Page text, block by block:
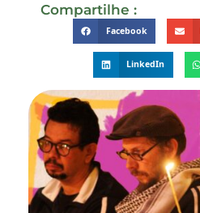
Compartilhe :
Facebook
LinkedIn